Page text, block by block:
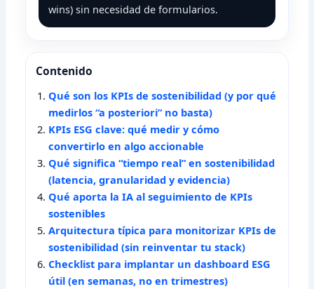
wins) sin necesidad de formularios.
Contenido
Qué son los KPIs de sostenibilidad (y por qué
medirlos “a posteriori” no basta)
KPIs ESG clave: qué medir y cómo
convertirlo en algo accionable
Qué significa “tiempo real” en sostenibilidad
(latencia, granularidad y evidencia)
Qué aporta la IA al seguimiento de KPIs
sostenibles
Arquitectura típica para monitorizar KPIs de
sostenibilidad (sin reinventar tu stack)
Checklist para implantar un dashboard ESG
útil (en semanas, no en trimestres)